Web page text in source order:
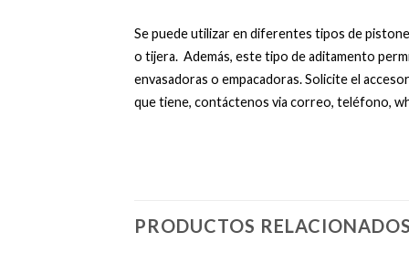
Se puede utilizar en diferentes tipos de
o tijera. Además, este tipo de aditamento
envasadoras o empacadoras. Solicite el
que tiene, contáctenos via correo, teléfono,
PRODUCTOS